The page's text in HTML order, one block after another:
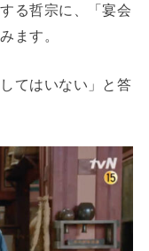
る哲宗に、「宴会
ます。
てはいない」と答